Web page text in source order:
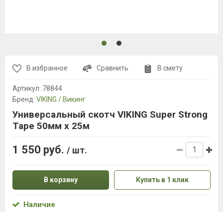
В избранное Сравнить В смету
Артикул: 78844
Бренд: VIKING / Викинг
Универсальный скотч VIKING Super Strong
Tape 50мм х 25м
1 550 руб. / шт.
В корзину Купить в 1 клик
Наличие